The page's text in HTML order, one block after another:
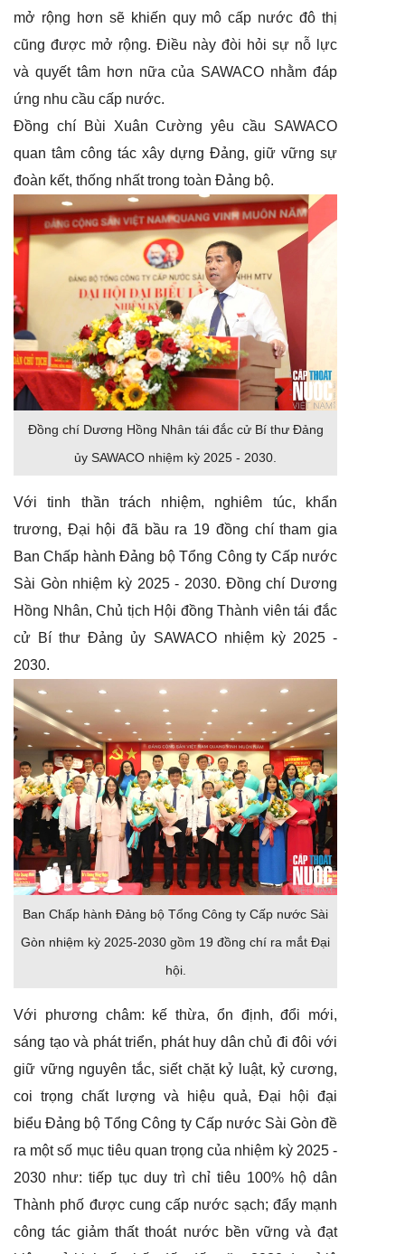
mở rộng hơn sẽ khiến quy mô cấp nước đô thị
cũng được mở rộng. Điều này đòi hỏi sự nỗ lực
và quyết tâm hơn nữa của SAWACO nhằm đáp
ứng nhu cầu cấp nước.
Đồng chí Bùi Xuân Cường yêu cầu SAWACO
quan tâm công tác xây dựng Đảng, giữ vững sự
đoàn kết, thống nhất trong toàn Đảng bộ.
Đồng chí Dương Hồng Nhân tái đắc cử Bí thư Đảng
ủy SAWACO nhiệm kỳ 2025 - 2030.
Với tinh thần trách nhiệm, nghiêm túc, khẩn
trương, Đại hội đã bầu ra 19 đồng chí tham gia
Ban Chấp hành Đảng bộ Tổng Công ty Cấp nước
Sài Gòn nhiệm kỳ 2025 - 2030. Đồng chí Dương
Hồng Nhân, Chủ tịch Hội đồng Thành viên tái đắc
cử Bí thư Đảng ủy SAWACO nhiệm kỳ 2025 -
2030.
Ban Chấp hành Đảng bộ Tổng Công ty Cấp nước Sài
Gòn nhiệm kỳ 2025-2030 gồm 19 đồng chí ra mắt Đại
hội.
Với phương châm: kế thừa, ổn định, đổi mới,
sáng tạo và phát triển, phát huy dân chủ đi đôi với
giữ vững nguyên tắc, siết chặt kỷ luật, kỷ cương,
coi trọng chất lượng và hiệu quả, Đại hội đại
biểuĐảng bộ Tổng Công ty Cấp nước Sài Gòn đề
ra một số mục tiêu quan trọng của nhiệm kỳ 2025 -
2030 như: tiếp tục duy trì chỉ tiêu 100% hộ dân
Thành phố được cung cấp nước sạch; đẩy mạnh
công tác giảm thất thoát nước bền vững và đạt